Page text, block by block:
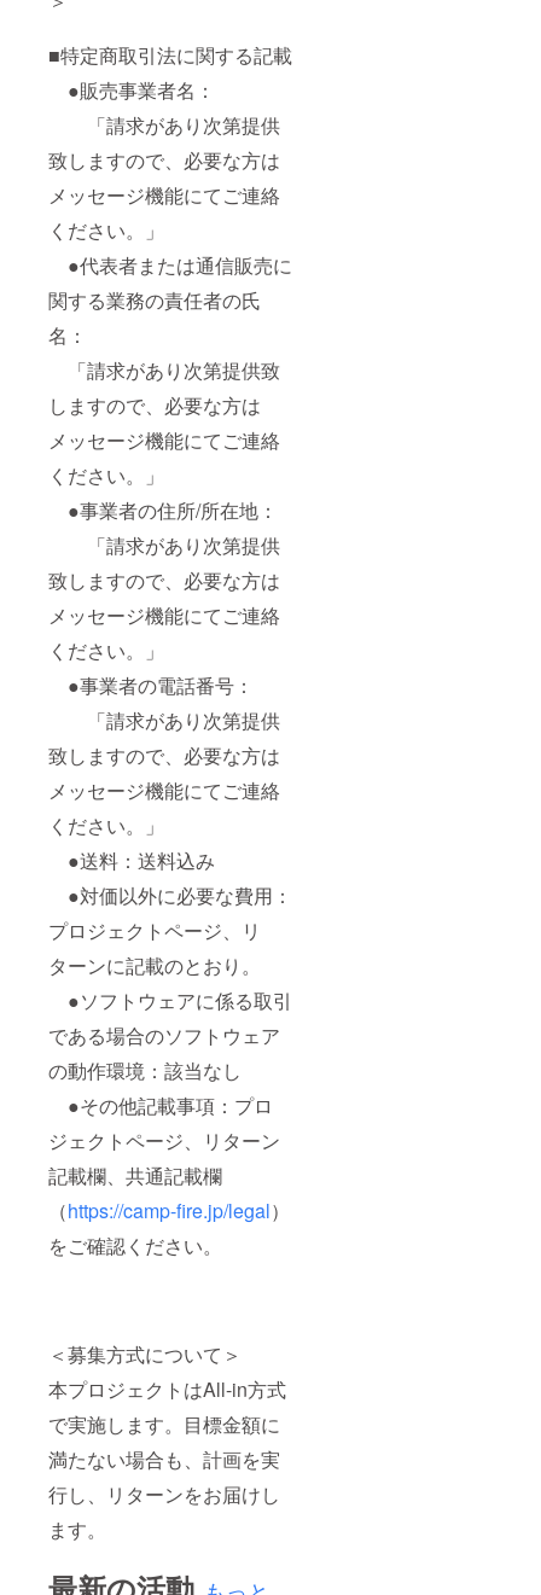
■特定商取引法に関する記載
●販売事業者名：
「請求があり次第提供
致しますので、必要な方は
メッセージ機能にてご連絡
ください。」
●代表者または通信販売に
関する業務の責任者の氏
名：
「請求があり次第提供致
しますので、必要な方は
メッセージ機能にてご連絡
ください。」
●事業者の住所/所在地：
「請求があり次第提供
致しますので、必要な方は
メッセージ機能にてご連絡
ください。」
●事業者の電話番号：
「請求があり次第提供
致しますので、必要な方は
メッセージ機能にてご連絡
ください。」
●送料：送料込み
●対価以外に必要な費用：
プロジェクトページ、リ
ターンに記載のとおり。
●ソフトウェアに係る取引
である場合のソフトウェア
の動作環境：該当なし
●その他記載事項：プロ
ジェクトページ、リターン
記載欄、共通記載欄
（https://camp-fire.jp/legal）
をご確認ください。
＜募集方式について＞
本プロジェクトはAll-in方式
で実施します。目標金額に
満たない場合も、計画を実
行し、リターンをお届けし
ます。